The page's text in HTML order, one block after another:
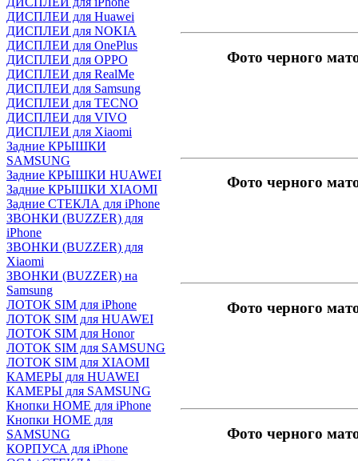
ДИСПЛЕИ для Huawei
ДИСПЛЕИ для NOKIA
ДИСПЛЕИ для OnePlus
ДИСПЛЕИ для OPPO
ДИСПЛЕИ для RealMe
ДИСПЛЕИ для Samsung
ДИСПЛЕИ для TECNO
ДИСПЛЕИ для VIVO
ДИСПЛЕИ для Xiaomi
Задние КРЫШКИ
SAMSUNG
Задние КРЫШКИ HUAWEI
Задние КРЫШКИ XIAOMI
Задние СТЕКЛА для iPhone
ЗВОНКИ (BUZZER) для
iPhone
ЗВОНКИ (BUZZER) для
Xiaomi
ЗВОНКИ (BUZZER) на
Samsung
ЛОТОК SIM для iPhone
ЛОТОК SIM для HUAWEI
ЛОТОК SIM для Honor
ЛОТОК SIM для SAMSUNG
ЛОТОК SIM для XIAOMI
КАМЕРЫ для HUAWEI
КАМЕРЫ для SAMSUNG
Кнопки HOME для iPhone
Кнопки HOME для
SAMSUNG
КОРПУСА для iPhone
Фото черного
Фото черного
Фото черного
Фото черного